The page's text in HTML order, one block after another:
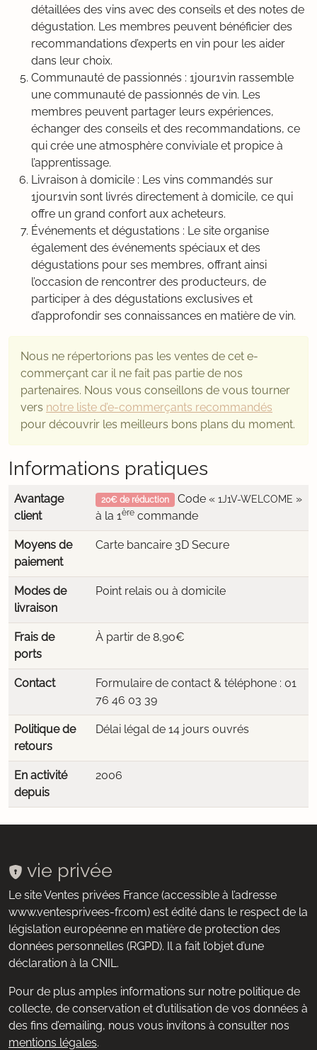
détaillées des vins avec des conseils et des notes de
dégustation. Les membres peuvent bénéficier des
recommandations d’experts en vin pour les aider
dans leur choix.
Communauté de passionnés : 1jour1vin rassemble
une communauté de passionnés de vin. Les
membres peuvent partager leurs expériences,
échanger des conseils et des recommandations, ce
qui crée une atmosphère conviviale et propice à
l’apprentissage.
Livraison à domicile : Les vins commandés sur
1jour1vin sont livrés directement à domicile, ce qui
offre un grand confort aux acheteurs.
Événements et dégustations : Le site organise
également des événements spéciaux et des
dégustations pour ses membres, offrant ainsi
l’occasion de rencontrer des producteurs, de
participer à des dégustations exclusives et
d’approfondir ses connaissances en matière de vin.
Nous ne répertorions pas les ventes de cet e-
commerçant car il ne fait pas partie de nos
partenaires. Nous vous conseillons de vous tourner
vers notre liste d’e-commerçants recommandés
pour découvrir les meilleurs bons plans du moment.
Informations pratiques
Avantage
client
20€ de réduction Code « 1J1V-WELCOME »
à la 1ère commande
Moyens de
paiement
Carte bancaire 3D Secure
Modes de
livraison
Point relais ou à domicile
Frais de
ports
À partir de 8,90€
Contact
Formulaire de contact & téléphone : 01
76 46 03 39
Politique de
retours
Délai légal de 14 jours ouvrés
En activité
depuis
2006
vie privée
Le site Ventes privées France (accessible à l’adresse
www.ventesprivees-fr.com) est édité dans le respect de la
législation européenne en matière de protection des
données personnelles (RGPD). Il a fait l’objet d’une
déclaration à la CNIL.
Pour de plus amples informations sur notre politique de
collecte, de conservation et d’utilisation de vos données à
des fins d’emailing, nous vous invitons à consulter nos
mentions légales.